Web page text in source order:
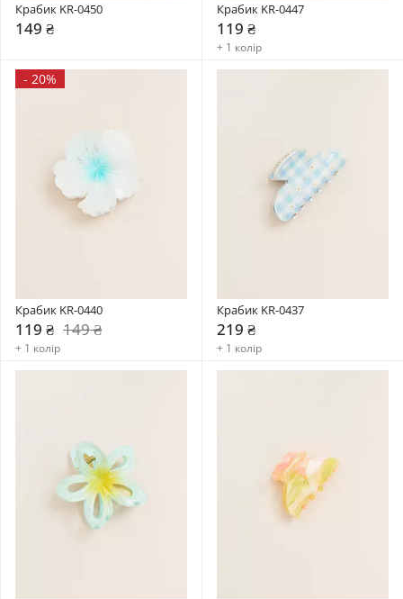
Крабик KR-0450
149 ₴
Крабик KR-0447
119 ₴
+ 1 колір
- 20%
Крабик KR-0440
119 ₴ 149 ₴
+ 1 колір
Крабик KR-0437
219 ₴
+ 1 колір